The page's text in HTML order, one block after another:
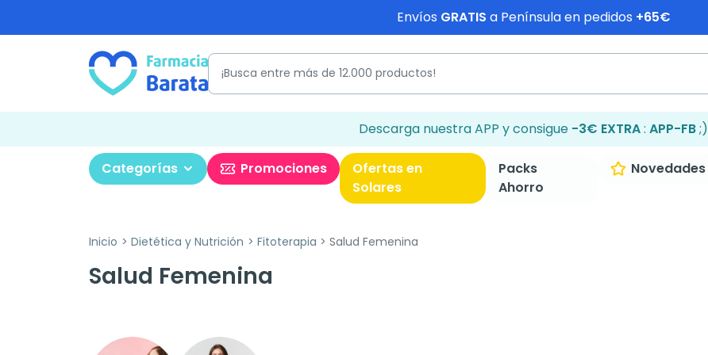
Envíos GRATIS a Península en pedidos +65€
Descarga nuestra APP y consigue -3€ EXTRA: APP-FB;)
Categorías Promociones
Ofertas en
Solares
Packs
Ahorro
Novedades
Inicio Dietética y Nutrición Fitoterapia Salud Femenina
Salud Femenina